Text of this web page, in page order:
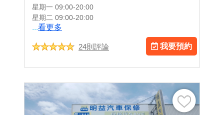
星期一 09:00-20:00
星期二 09:00-20:00
...看更多
24則評論 我要預約